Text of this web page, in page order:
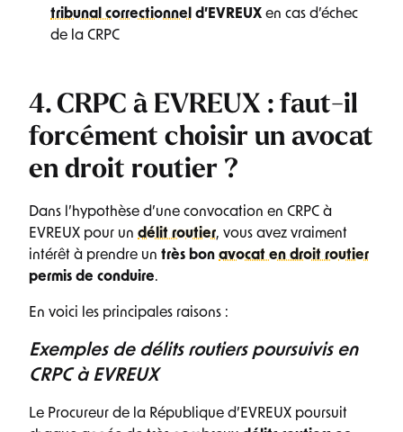
tribunal correctionnel d’EVREUX en cas d’échec
de la CRPC
4. CRPC à EVREUX : faut-il
forcément choisir un avocat
en droit routier ?
Dans l’hypothèse d’une convocation en CRPC à
EVREUX pour un délit routier, vous avez vraiment
intérêt à prendre un très bon avocat en droit routier
permis de conduire.
En voici les principales raisons :
Exemples de délits routiers poursuivis en
CRPC à EVREUX
Le Procureur de la République d’EVREUX poursuit